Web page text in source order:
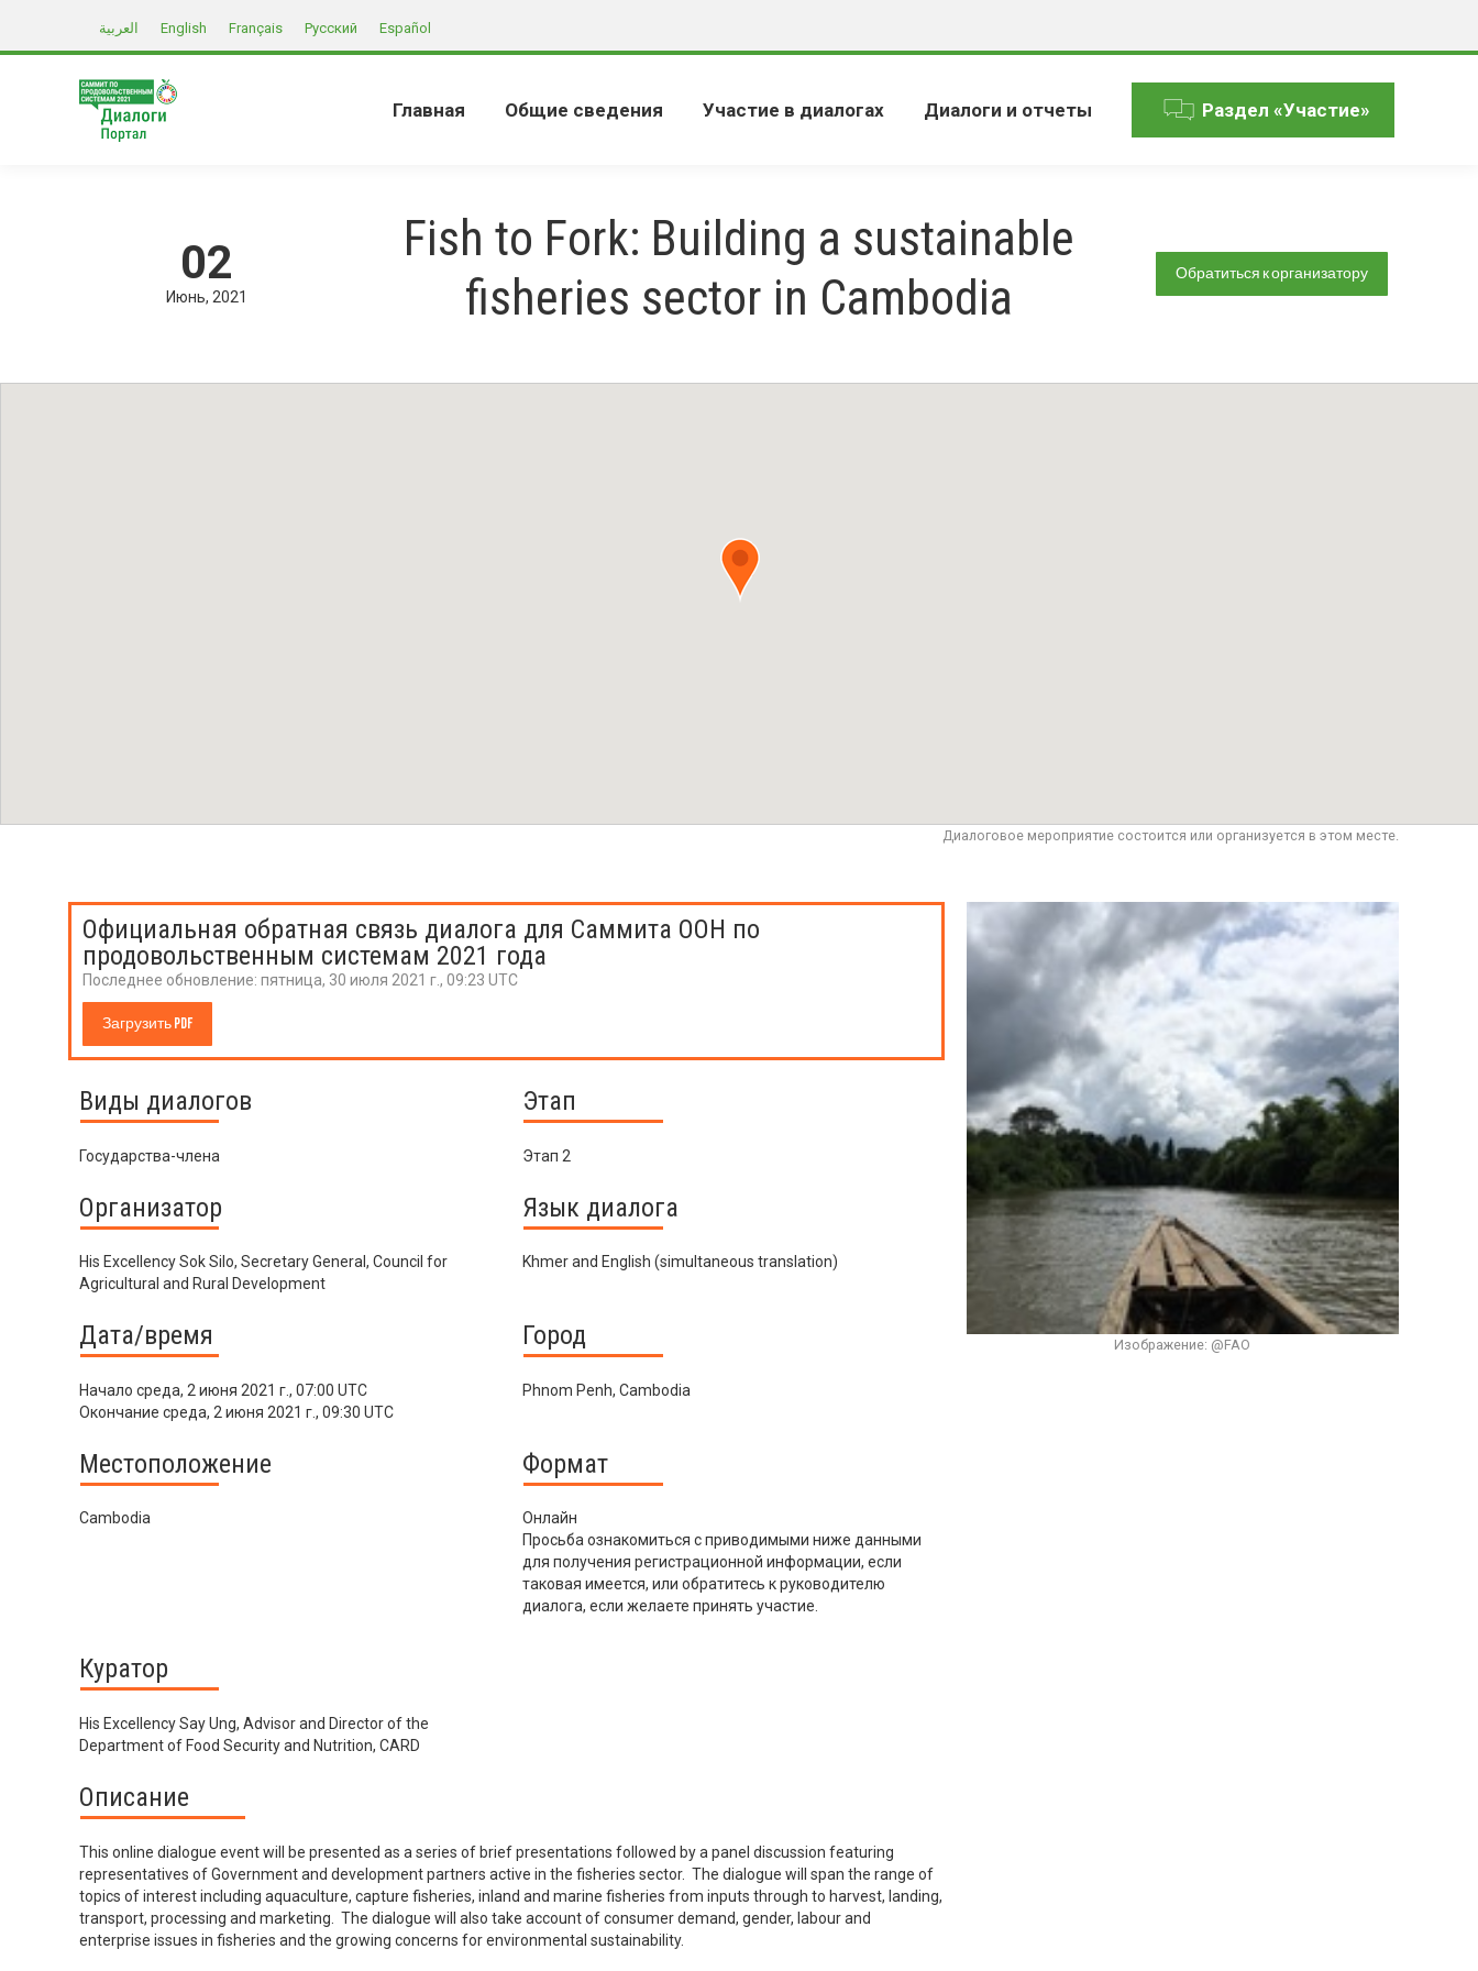
العربية English Français Русский Español
Главная Общие сведения Участие в диалогах Диалоги и отчеты Раздел «Участие»
02
Июнь 2021
Fish to Fork: Building a sustainable
fisheries sector in Cambodia
Обратиться к организатору
Диалоговое мероприятие состоится или организуется в этом месте.
Официальная обратная связь диалога для Саммита ООН по
продовольственным системам 2021 года
Последнее обновление: пятница, 30 июля 2021 г., 09:23 UTC
Загрузить PDF
Виды диалогов
Государства-члена
Этап
Этап 2
Организатор
His Excellency Sok Silo, Secretary General, Council for
Agricultural and Rural Development
Язык диалога
Khmer and English (simultaneous translation)
Дата/время
Начало среда, 2 июня 2021 г., 07:00 UTC
Окончание среда, 2 июня 2021 г., 09:30 UTC
Город
Phnom Penh, Cambodia
Местоположение
Cambodia
Формат
Онлайн
Просьба ознакомиться с приводимыми ниже данными
для получения регистрационной информации, если
таковая имеется, или обратитесь к руководителю
диалога, если желаете принять участие.
Куратор
His Excellency Say Ung, Advisor and Director of the
Department of Food Security and Nutrition, CARD
Описание
This online dialogue event will be presented as a series of brief presentations followed by a panel discussion featuring
representatives of Government and development partners active in the fisheries sector. The dialogue will span the range of
topics of interest including aquaculture, capture fisheries, inland and marine fisheries from inputs through to harvest, landing,
transport, processing and marketing. The dialogue will also take account of consumer demand, gender, labour and
enterprise issues in fisheries and the growing concerns for environmental sustainability.
Изображение: @FAO